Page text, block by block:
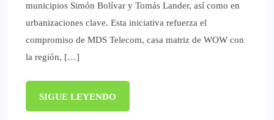
municipios Simón Bolívar y Tomás Lander, así como en
urbanizaciones clave. Esta iniciativa refuerza el
compromiso de MDS Telecom, casa matriz de WOW con
la región, […]
SIGUE LEYENDO